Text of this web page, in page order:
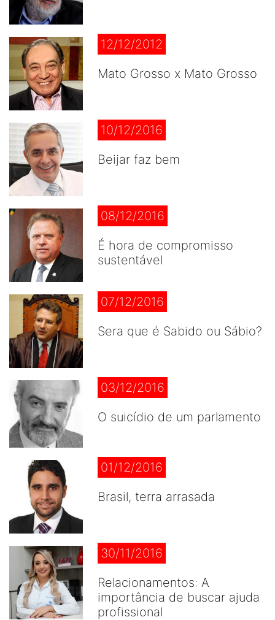
12/12/2012
Mato Grosso x Mato Grosso
10/12/2016
Beijar faz bem
08/12/2016
É hora de compromisso
sustentável
07/12/2016
Sera que é Sabido ou Sábio?
03/12/2016
O suicídio de um parlamento
01/12/2016
Brasil, terra arrasada
30/11/2016
Relacionamentos: A
importância de buscar ajuda
profissional